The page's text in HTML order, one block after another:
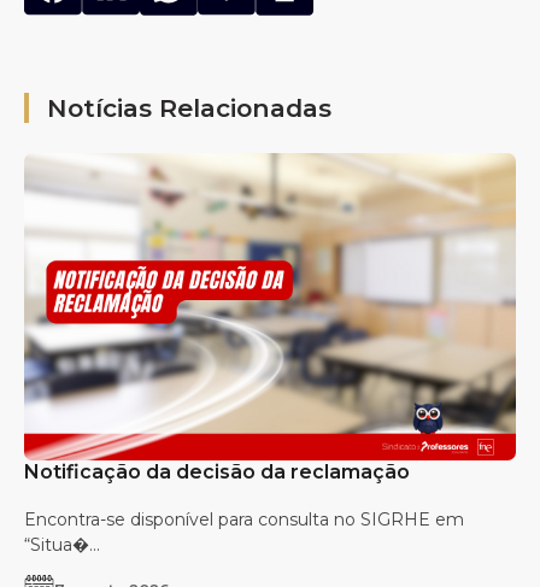
Notícias Relacionadas
Notificação da decisão da reclamação
Encontra-se disponível para consulta no SIGRHE em
“Situa�...